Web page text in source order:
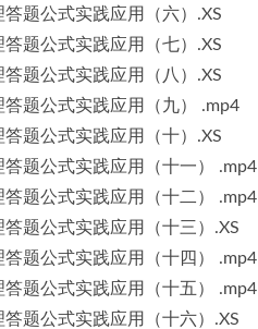
答题公式实践应用（六）.XS
答题公式实践应用（七）.XS
答题公式实践应用（八）.XS
答题公式实践应用（九） .mp4
答题公式实践应用（十）.XS
答题公式实践应用（十一） .mp4
答题公式实践应用（十二） .mp4
答题公式实践应用（十三）.XS
答题公式实践应用（十四） .mp4
答题公式实践应用（十五） .mp4
答题公式实践应用（十六）.XS